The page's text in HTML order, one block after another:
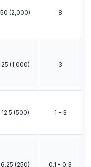
50 (2,000) 8
25 (1,000) 3
12.5 (500) 1 - 3
6.25 (250) 0.1 - 0.3